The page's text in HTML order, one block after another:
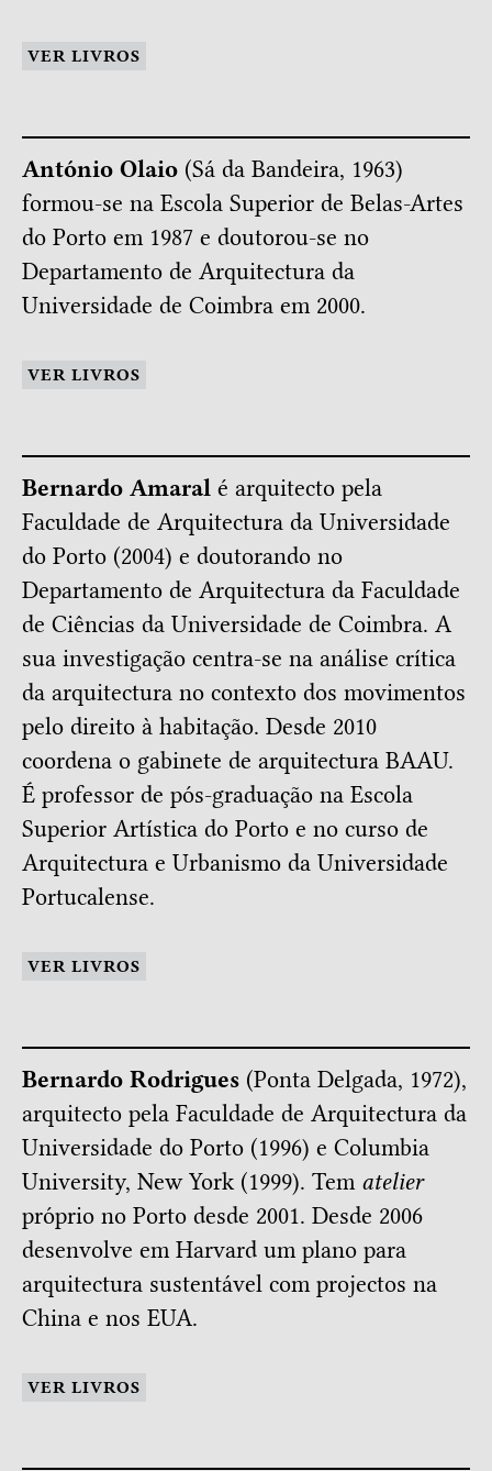
VER LIVROS
António Olaio (Sá da Bandeira, 1963)
formou-se na Escola Superior de Belas-Artes
do Porto em 1987 e doutorou-se no
Departamento de Arquitectura da
Universidade de Coimbra em 2000.
VER LIVROS
Bernardo Amaral é arquitecto pela
Faculdade de Arquitectura da Universidade
do Porto (2004) e doutorando no
Departamento de Arquitectura da Faculdade
de Ciências da Universidade de Coimbra. A
sua investigação centra-se na análise crítica
da arquitectura no contexto dos movimentos
pelo direito à habitação. Desde 2010
coordena o gabinete de arquitectura BAAU.
É professor de pós-graduação na Escola
Superior Artística do Porto e no curso de
Arquitectura e Urbanismo da Universidade
Portucalense.
VER LIVROS
Bernardo Rodrigues (Ponta Delgada, 1972),
arquitecto pela Faculdade de Arquitectura da
Universidade do Porto (1996) e Columbia
University, New York (1999). Tem atelier
próprio no Porto desde 2001. Desde 2006
desenvolve em Harvard um plano para
arquitectura sustentável com projectos na
China e nos EUA.
VER LIVROS